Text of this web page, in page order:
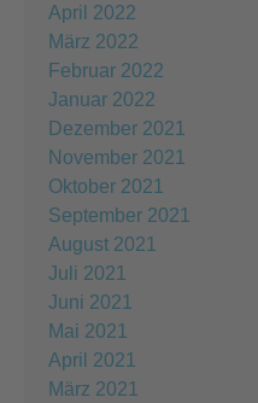
April 2022
März 2022
Februar 2022
Januar 2022
Dezember 2021
November 2021
Oktober 2021
September 2021
August 2021
Juli 2021
Juni 2021
Mai 2021
April 2021
März 2021